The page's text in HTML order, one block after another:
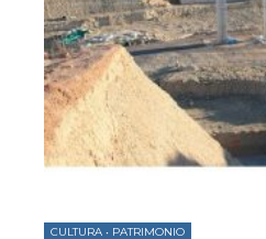
CULTURA • PATRIMONIO